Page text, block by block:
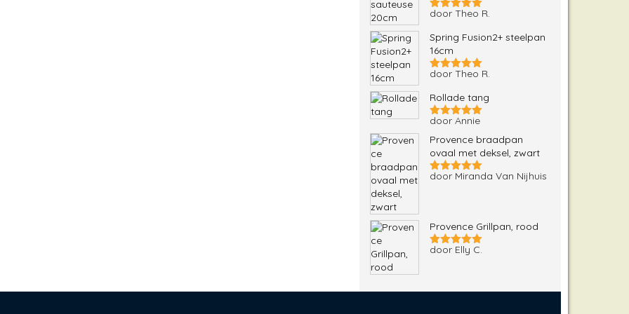
Gewaardeerd
door Theo R.
Spring Fusion2+ steelpan
16cm
Gewaardeerd
door Theo R.
Rollade tang
Gewaardeerd
door Annie
Provence braadpan
ovaal met deksel, zwart
Gewaardeerd
door Miranda Van Nijhuis
Provence Grillpan, rood
Gewaardeerd
door Elly C.